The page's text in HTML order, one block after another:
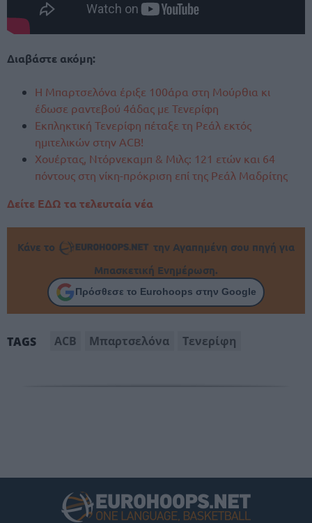
Διαβάστε ακόμη:
Η Μπαρτσελόνα έριξε 100άρα στη Μούρθια κι
έδωσε ραντεβού 4άδας με Τενερίφη
Εκπληκτική Τενερίφη πέταξε τη Ρεάλ εκτός
ημιτελικών στην ACB!
Χουέρτας, Ντόρνεκαμπ & Μιλς: 121 ετών και 64
πόντους στη νίκη-πρόκριση επί της Ρεάλ Μαδρίτης
Δείτε ΕΔΩ τα τελευταία νέα
Κάνε το
την Αγαπημένη σου πηγή για
Μπασκετική Ενημέρωση.
Πρόσθεσε το Eurohoops στην Google
TAGS ACB Μπαρτσελόνα Τενερίφη